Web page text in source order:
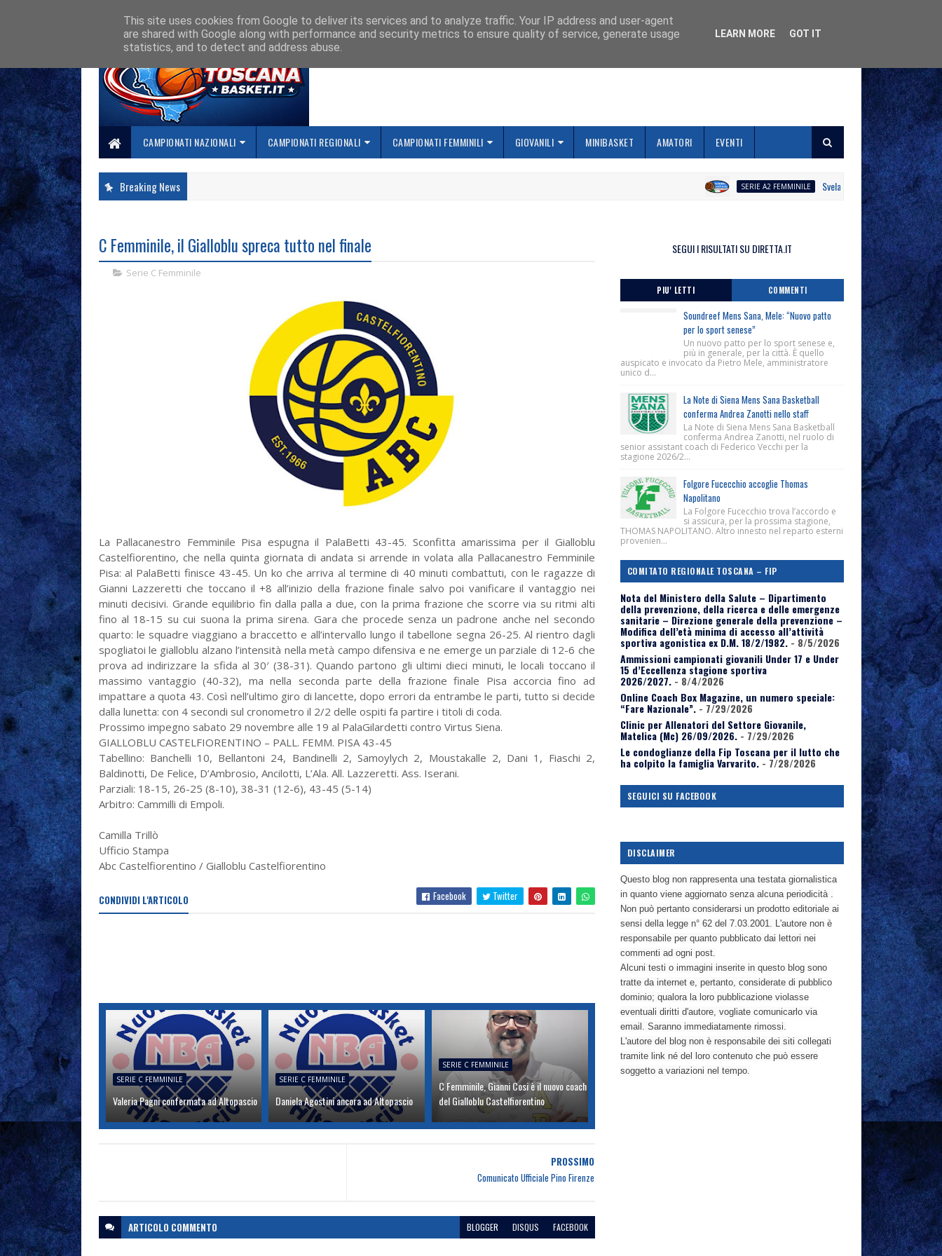
CAMPIONATI NAZIONALI CAMPIONATI REGIONALI CAMPIONATI FEMMINILI GIOVANILI MINIBASKET AMATORI EVENTI
Breaking News SERIE A2 FEMMINILE Svelato il calendario la Polisportiva
C Femminile, il Gialloblu spreca tutto nel finale
Serie C Femminile
La Pallacanestro Femminile Pisa espugna il PalaBetti 43-45. Sconfitta amarissima per il Gialloblu
Castelfiorentino, che nella quinta giornata di andata si arrende in volata alla Pallacanestro Femminile
Pisa: al PalaBetti finisce 43-45. Un ko che arriva al termine di 40 minuti combattuti, con le ragazze di
Gianni Lazzeretti che toccano il +8 all’inizio della frazione finale salvo poi vanificare il vantaggio nei
minuti decisivi. Grande equilibrio fin dalla palla a due, con la prima frazione che scorre via su ritmi alti
fino al 18-15 su cui suona la prima sirena. Gara che procede senza un padrone anche nel secondo
quarto: le squadre viaggiano a braccetto e all’intervallo lungo il tabellone segna 26-25. Al rientro dagli
spogliatoi le gialloblu alzano l’intensità nella metà campo difensiva e ne emerge un parziale di 12-6 che
prova ad indirizzare la sfida al 30′ (38-31). Quando partono gli ultimi dieci minuti, le locali toccano il
massimo vantaggio (40-32), ma nella seconda parte della frazione finale Pisa accorcia fino ad
impattare a quota 43. Così nell’ultimo giro di lancette, dopo errori da entrambe le parti, tutto si decide
dalla lunetta: con 4 secondi sul cronometro il 2/2 delle ospiti fa partire i titoli di coda.
Prossimo impegno sabato 29 novembre alle 19 al PalaGilardetti contro Virtus Siena.
GIALLOBLU CASTELFIORENTINO – PALL. FEMM. PISA 43-45
Tabellino: Banchelli 10, Bellantoni 24, Bandinelli 2, Samoylych 2, Moustakalle 2, Dani 1, Fiaschi 2,
Baldinotti, De Felice, D’Ambrosio, Ancilotti, L’Ala. All. Lazzeretti. Ass. Iserani.
Parziali: 18-15, 26-25 (8-10), 38-31 (12-6), 43-45 (5-14)
Arbitro: Cammilli di Empoli.
Camilla Trillò
Ufficio Stampa
Abc Castelfiorentino / Gialloblu Castelfiorentino
CONDIVIDI L'ARTICOLO Facebook Twitter
SERIE C FEMMINILE
Valeria Pagni confermata ad Altopascio
SERIE C FEMMINILE
Daniela Agostini ancora ad Altopascio
SERIE C FEMMINILE
C Femminile, Gianni Cosi è il nuovo coach
del Gialloblu Castelfiorentino
PROSSIMO
Comunicato Ufficiale Pino Firenze
ARTICOLO COMMENTO BLOGGER DISQUS FACEBOOK
SEGUI I RISULTATI SU DIRETTA.IT
PIU' LETTI COMMENTI
Soundreef Mens Sana, Mele: “Nuovo patto
per lo sport senese”
Un nuovo patto per lo sport senese e,
più in generale, per la città. È quello
auspicato e invocato da Pietro Mele, amministratore
unico d...
La Note di Siena Mens Sana Basketball
conferma Andrea Zanotti nello staff
La Note di Siena Mens Sana Basketball
conferma Andrea Zanotti, nel ruolo di
senior assistant coach di Federico Vecchi per la
stagione 2026/2...
Folgore Fucecchio accoglie Thomas
Napolitano
La Folgore Fucecchio trova l’accordo e
si assicura, per la prossima stagione,
THOMAS NAPOLITANO. Altro innesto nel reparto esterni
provenien...
COMITATO REGIONALE TOSCANA – FIP
Nota del Ministero della Salute – Dipartimento
della prevenzione, della ricerca e delle emergenze
sanitarie – Direzione generale della prevenzione –
Modifica dell’età minima di accesso all’attività
sportiva agonistica ex D.M. 18/2/1982.- 8/5/2026
Ammissioni campionati giovanili Under 17 e Under
15 d’Eccellenza stagione sportiva
2026/2027.- 8/4/2026
Online Coach Box Magazine, un numero speciale:
“Fare Nazionale”.- 7/29/2026
Clinic per Allenatori del Settore Giovanile,
Matelica (Mc) 26/09/2026.- 7/29/2026
Le condoglianze della Fip Toscana per il lutto che
ha colpito la famiglia Varvarito.- 7/28/2026
SEGUICI SU FACEBOOK
DISCLAIMER
Questo blog non rappresenta una testata giornalistica
in quanto viene aggiornato senza alcuna periodicità .
Non può pertanto considerarsi un prodotto editoriale ai
sensi della legge n° 62 del 7.03.2001. L'autore non è
responsabile per quanto pubblicato dai lettori nei
commenti ad ogni post.
Alcuni testi o immagini inserite in questo blog sono
tratte da internet e, pertanto, considerate di pubblico
dominio; qualora la loro pubblicazione violasse
eventuali diritti d'autore, vogliate comunicarlo via
email. Saranno immediatamente rimossi.
L'autore del blog non è responsabile dei siti collegati
tramite link né del loro contenuto che può essere
soggetto a variazioni nel tempo.
This site uses cookies from Google to deliver its services and to analyze traffic. Your IP address and user-agent
are shared with Google along with performance and security metrics to ensure quality of service, generate usage
statistics, and to detect and address abuse.
LEARN MORE GOT IT